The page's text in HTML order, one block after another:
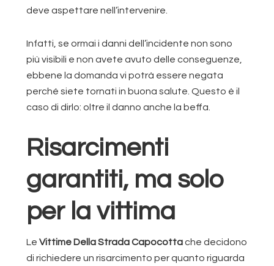
deve aspettare nell’intervenire.
Infatti, se ormai i danni dell’incidente non sono
più visibili e non avete avuto delle conseguenze,
ebbene la domanda vi potrà essere negata
perché siete tornati in buona salute. Questo è il
caso di dirlo: oltre il danno anche la beffa.
Risarcimenti
garantiti, ma solo
per la vittima
LeVittime Della Strada Capocottache decidono
di richiedere un risarcimento per quanto riguarda